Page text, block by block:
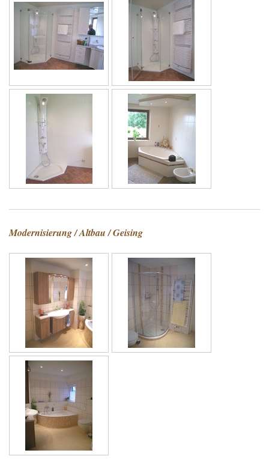
Modernisierung / Altbau / Geising